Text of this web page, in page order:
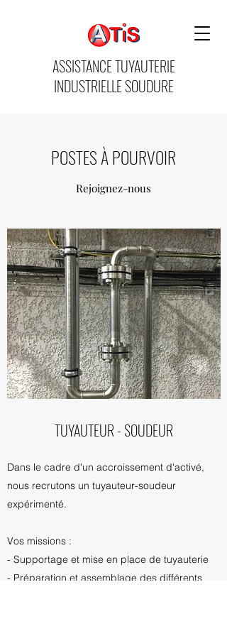
ASSISTANCE TUYAUTERIE
INDUSTRIELLE SOUDURE
POSTES À POURVOIR
Rejoignez-nous
TUYAUTEUR - SOUDEUR
Dans le cadre d'un accroissement d'activé,
nous recrutons un tuyauteur-soudeur
expérimenté.
Vos missions :
- Supportage et mise en place de tuyauterie
- Préparation et assemblage des différents